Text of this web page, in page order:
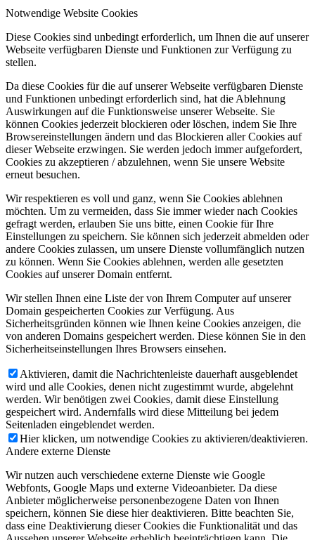
Notwendige Website Cookies
Diese Cookies sind unbedingt erforderlich, um Ihnen die auf unserer
Webseite verfügbaren Dienste und Funktionen zur Verfügung zu
stellen.
Da diese Cookies für die auf unserer Webseite verfügbaren Dienste
und Funktionen unbedingt erforderlich sind, hat die Ablehnung
Auswirkungen auf die Funktionsweise unserer Webseite. Sie
können Cookies jederzeit blockieren oder löschen, indem Sie Ihre
Browsereinstellungen ändern und das Blockieren aller Cookies auf
dieser Webseite erzwingen. Sie werden jedoch immer aufgefordert,
Cookies zu akzeptieren / abzulehnen, wenn Sie unsere Website
erneut besuchen.
Wir respektieren es voll und ganz, wenn Sie Cookies ablehnen
möchten. Um zu vermeiden, dass Sie immer wieder nach Cookies
gefragt werden, erlauben Sie uns bitte, einen Cookie für Ihre
Einstellungen zu speichern. Sie können sich jederzeit abmelden oder
andere Cookies zulassen, um unsere Dienste vollumfänglich nutzen
zu können. Wenn Sie Cookies ablehnen, werden alle gesetzten
Cookies auf unserer Domain entfernt.
Wir stellen Ihnen eine Liste der von Ihrem Computer auf unserer
Domain gespeicherten Cookies zur Verfügung. Aus
Sicherheitsgründen können wie Ihnen keine Cookies anzeigen, die
von anderen Domains gespeichert werden. Diese können Sie in den
Sicherheitseinstellungen Ihres Browsers einsehen.
Aktivieren, damit die Nachrichtenleiste dauerhaft ausgeblendet
wird und alle Cookies, denen nicht zugestimmt wurde, abgelehnt
werden. Wir benötigen zwei Cookies, damit diese Einstellung
gespeichert wird. Andernfalls wird diese Mitteilung bei jedem
Seitenladen eingeblendet werden.
Hier klicken, um notwendige Cookies zu aktivieren/deaktivieren.
Andere externe Dienste
Wir nutzen auch verschiedene externe Dienste wie Google
Webfonts, Google Maps und externe Videoanbieter. Da diese
Anbieter möglicherweise personenbezogene Daten von Ihnen
speichern, können Sie diese hier deaktivieren. Bitte beachten Sie,
dass eine Deaktivierung dieser Cookies die Funktionalität und das